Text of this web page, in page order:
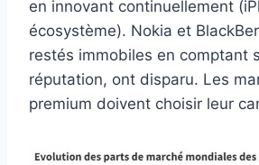
en innovant continuellement
écosystème). Nokia et
restés immobiles en comptant
réputation, ont disparu. Les
premium doivent choisir leur